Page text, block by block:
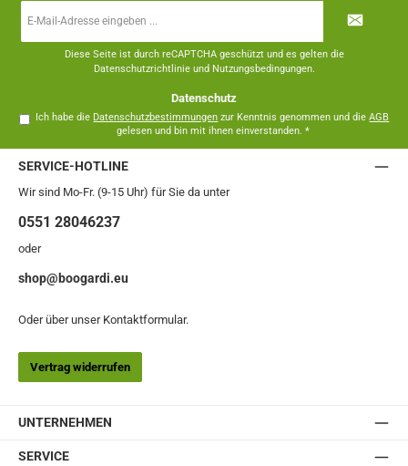
Mail-
Diese Seite ist durch reCAPTCHA geschützt und es gelten die
Datenschutzrichtlinieund Nutzungsbedingungen.
Datenschutz
Ich habe die Datenschutzbestimmungen zur Kenntnis genommen und dieAGB
gelesen und bin mit ihnen einverstanden. *
SERVICE-HOTLINE
Wir sind Mo-Fr. (9-15 Uhr) für Sie da unter
0551 28046237
oder
shop@boogardi.eu
Oder über unser Kontaktformular.
Vertrag widerrufen
UNTERNEHMEN
SERVICE